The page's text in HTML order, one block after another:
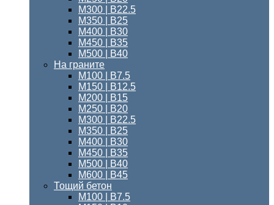
М300 | B22.5
М350 | B25
М400 | B30
М450 | B35
М500 | B40
На граните
М100 | B7.5
M150 | B12.5
М200 | B15
М250 | B20
М300 | B22.5
М350 | B25
М400 | В30
М450 | В35
М500 | В40
М600 | В45
Тощий бетон
M100 | В7.5